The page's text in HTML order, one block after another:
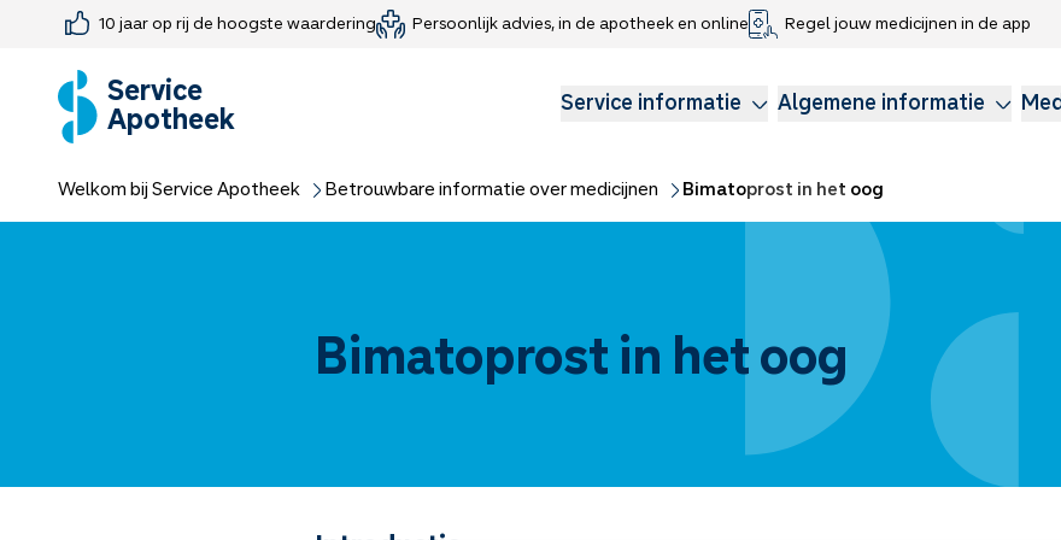
10 jaar op rij de hoogste waardering Persoonlijk advies, in de apotheek en online Regel jouw medicijnen in de app
Service
Apotheek Service informatie Algemene informatie
Farmaceutisch consult
Medicijn-APK
Webshop
Jouw medische gegevens delen
Klachtenregeling
Medicijnen voor kinderen
Longzorg
Welkom bij Service Apotheek Betrouwbare informatie over medicijnen Bimatoprost in het oog
Bimatoprost in het oog